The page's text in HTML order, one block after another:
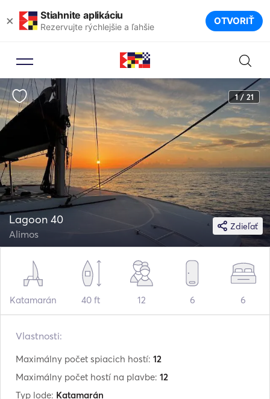
× Stiahnite aplikáciu
Rezervujte rýchlejšie a ľahšie OTVORIŤ
1 / 21
Zdieľať
Lagoon 40
Alimos
Katamarán 40 ft 12 6 6
Vlastnosti:
Maximálny počet spiacich hostí: 12
Maximálny počet hostí na plavbe: 12
Typ lode: Katamarán